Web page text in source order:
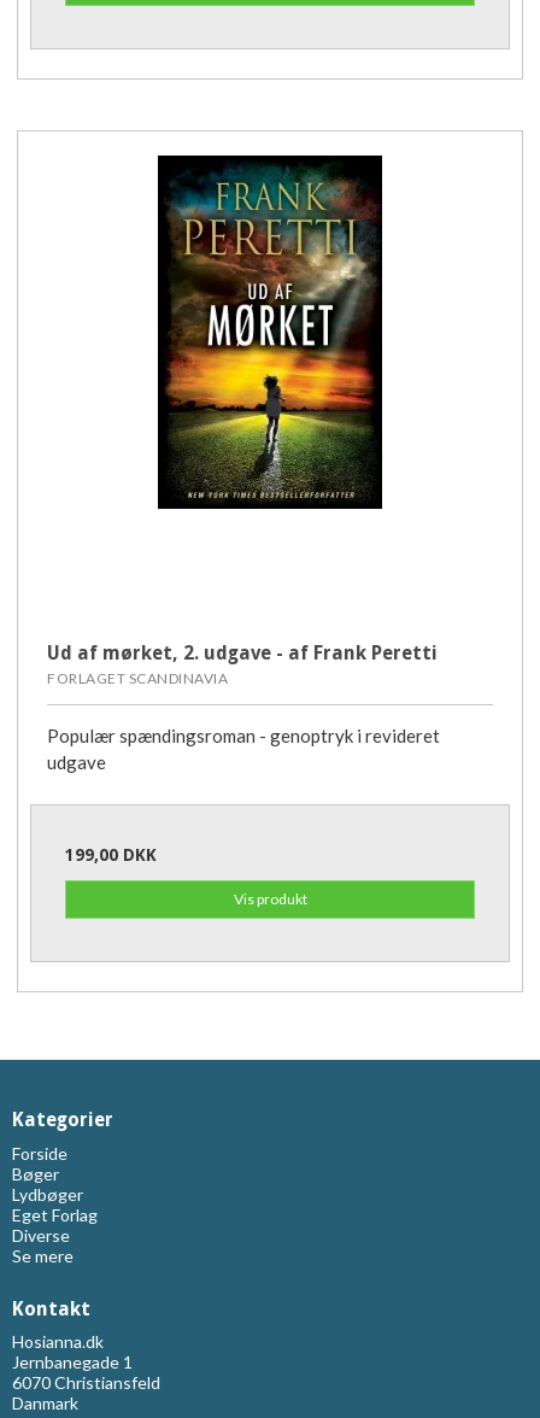
Ud af mørket, 2. udgave - af Frank Peretti
FORLAGET SCANDINAVIA
Populær spændingsroman - genoptryk i revideret
udgave
199,00 DKK
Vis produkt
Kategorier
Forside
Bøger
Lydbøger
Eget Forlag
Diverse
Se mere
Kontakt
Hosianna.dk
Jernbanegade 1
6070 Christiansfeld
Danmark